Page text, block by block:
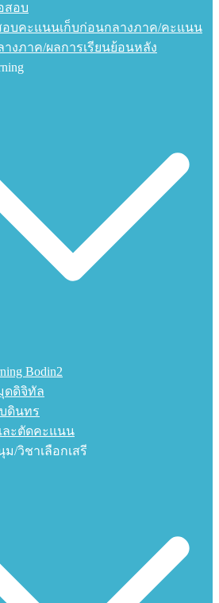
สอบ
อบคะแนนเก็บก่อนกลางภาค/คะแนน
างภาค/ผลการเรียนย้อนหลัง
Bodin2
ดดิจิทัล
ดินทร
ละตัดคะแนน
/วิชาเลือกเสรี